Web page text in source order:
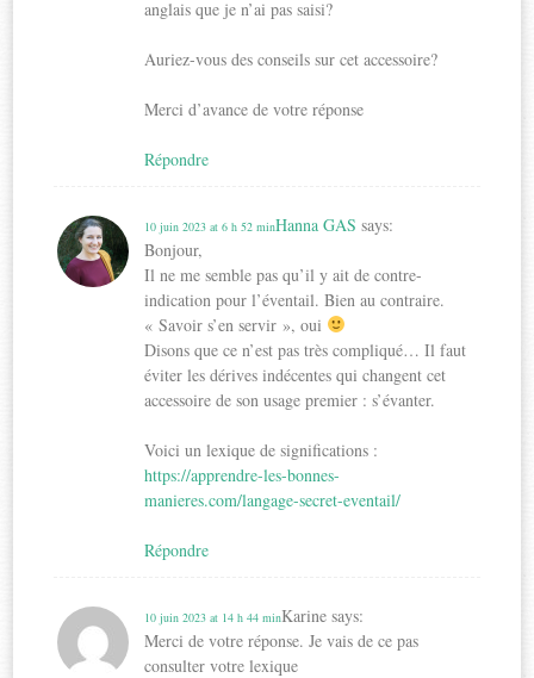
anglais que je n’ai pas saisi?
Auriez-vous des conseils sur cet accessoire?
Merci d’avance de votre réponse
Répondre
Hanna GAS says:
10 juin 2023 at 6 h 52 min
Bonjour,
Il ne me semble pas qu’il y ait de contre-
indication pour l’éventail. Bien au contraire.
« Savoir s’en servir », oui
Disons que ce n’est pas très compliqué… Il faut
éviter les dérives indécentes qui changent cet
accessoire de son usage premier : s’évanter.
Voici un lexique de significations :
https://apprendre-les-bonnes-
manieres.com/langage-secret-eventail/
Répondre
Karine says:
10 juin 2023 at 14 h 44 min
Merci de votre réponse. Je vais de ce pas
consulter votre lexique